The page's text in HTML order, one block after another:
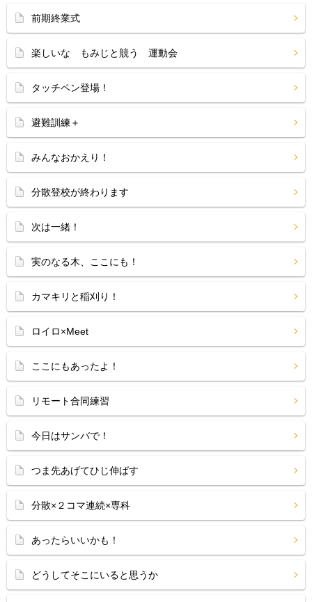
前期終業式
楽しいな もみじと競う 運動会
タッチペン登場！
避難訓練＋
みんなおかえり！
分散登校が終わります
次は一緒！
実のなる木、ここにも！
カマキリと稲刈り！
ロイロ×Meet
ここにもあったよ！
リモート合同練習
今日はサンバで！
つま先あげてひじ伸ばす
分散×２コマ連続×専科
あったらいいかも！
どうしてそこにいると思うか